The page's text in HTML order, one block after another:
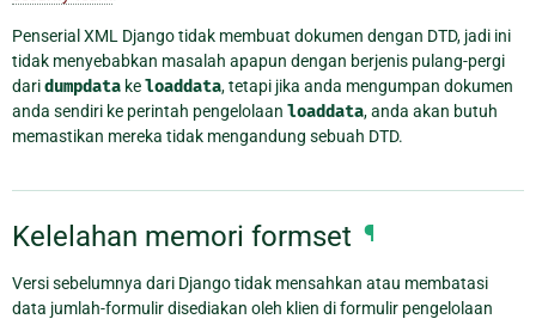
Penserial XML Django tidak membuat dokumen dengan DTD, jadi ini
tidak menyebabkan masalah apapun dengan berjenis pulang-pergi
daridumpdata keloaddata, tetapi jika anda mengumpan dokumen
anda sendiri ke perintah pengelolaan loaddata, anda akan butuh
memastikan mereka tidak mengandung sebuah DTD.
Kelelahan memori formset ¶
Versi sebelumnya dari Django tidak mensahkan atau membatasi
data jumlah-formulir disediakan oleh klien di formulir pengelolaan